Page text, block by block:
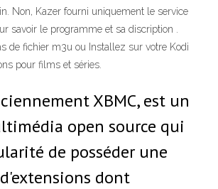
Non, Kazer fourni uniquement le service
savoir le programme et sa discription .
de fichier m3u ou Installez sur votre Kodi
pour films et séries.
XBMC, est un
open source qui
de posséder une
dont